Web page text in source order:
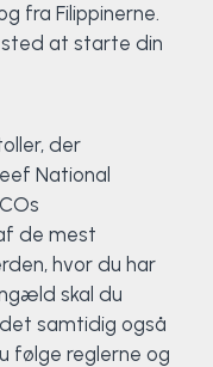
fra Filippinerne.
at starte din
der
National
de mest
hvor du har
skal du
samtidig også
følge reglerne og